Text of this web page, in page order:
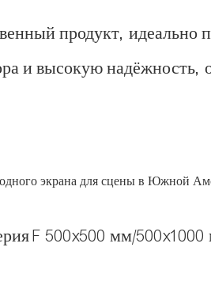
продукт, идеально
и высокую надёжность,
F 500x500 мм/